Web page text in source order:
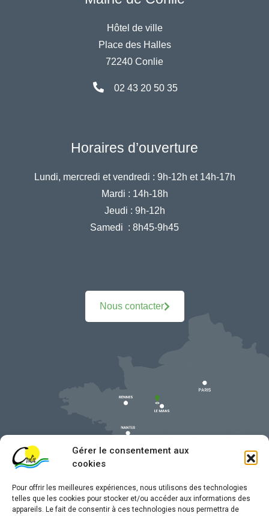
Gérer le consentement aux
cookies
Pour offrir les meilleures expériences, nous utilisons des technologies
telles que les cookies pour stocker et/ou accéder aux informations des
appareils. Le fait de consentir à ces technologies nous permettra de
Hôtel de ville
Place des Halles
72240 Conlie
02 43 20 50 35
Horaires d’ouverture
Lundi, mercredi et vendredi : 9h-12h et 14h-17h
Mardi : 14h-18h
Jeudi : 9h-12h
Samedi : 8h45-9h45
Nous contacter